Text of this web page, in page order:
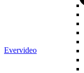
Evervideo